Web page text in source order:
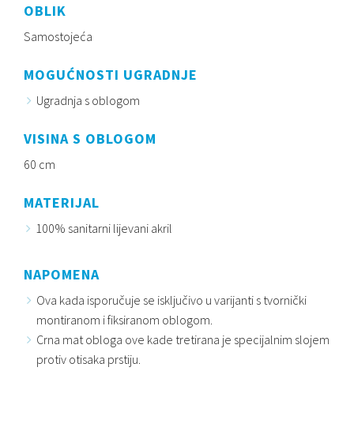
OBLIK
Samostojeća
MOGUĆNOSTI UGRADNJE
Ugradnja s oblogom
VISINA S OBLOGOM
60 cm
MATERIJAL
100% sanitarni lijevani akril
NAPOMENA
Ova kada isporučuje se isključivo u varijanti s tvornički
montiranom i fiksiranom oblogom.
Crna mat obloga ove kade tretirana je specijalnim slojem
protiv otisaka prstiju.